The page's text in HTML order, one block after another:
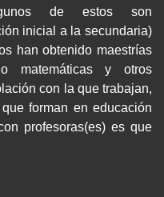
de estos son
inicial a la secundaria)
han obtenido maestrías
matemáticas y otros
con la que trabajan,
forman en educación
profesoras(es) es que